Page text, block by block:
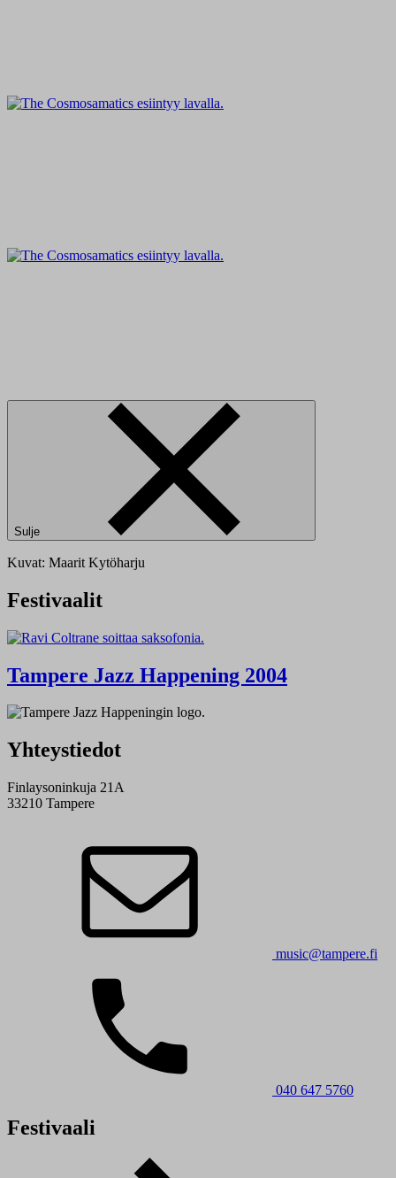
Sulje
Kuvat: Maarit Kytöharju
Festivaalit
Tampere Jazz Happening 2004
Yhteystiedot
Finlaysoninkuja 21A
33210 Tampere
music@tampere.fi
040 647 5760
Festivaali